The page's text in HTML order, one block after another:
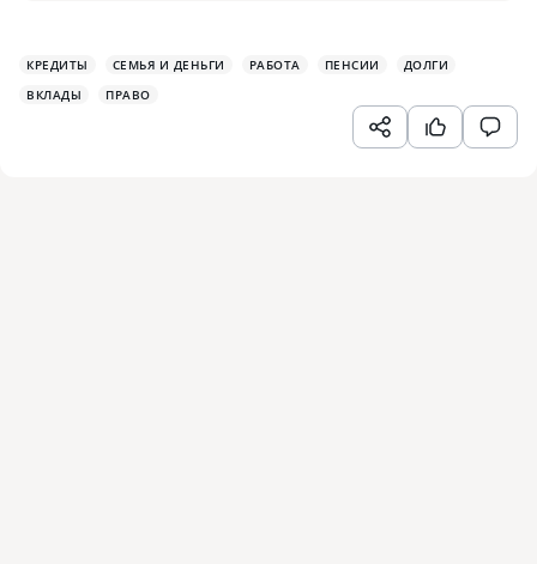
КРЕДИТЫ СЕМЬЯ И ДЕНЬГИ РАБОТА ПЕНСИИ
ДОЛГИ
ВКЛАДЫ
ПРАВО